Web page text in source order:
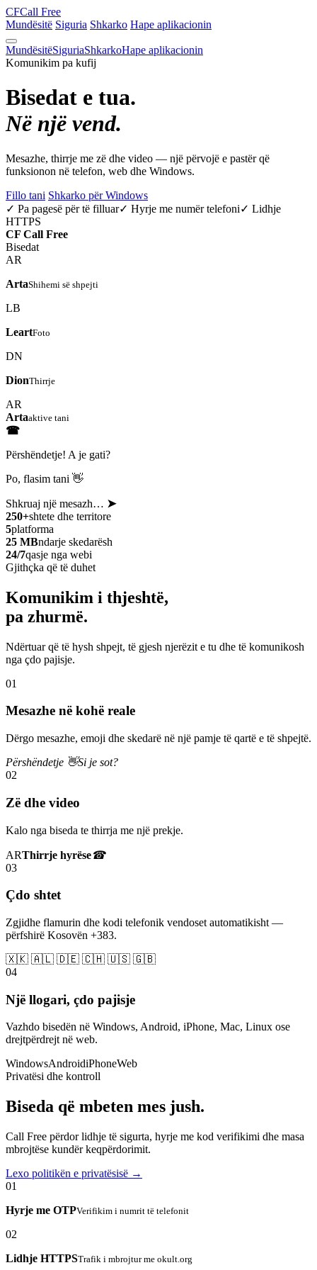
CFCall Free
Mundësitë Siguria Shkarko Hape aplikacionin
MundësitëSiguriaShkarkoHape aplikacionin
Komunikim pa kufij
Bisedat e tua.
Në një vend.
Mesazhe, thirrje me zë dhe video — një përvojë e pastër që
funksionon në telefon, web dhe Windows.
Fillo tani Shkarko për Windows
✓ Pa pagesë për të filluar✓ Hyrje me numër telefoni✓ Lidhje
HTTPS
CF Call Free
Bisedat
AR
ArtaShihemi së shpejti
LB
LeartFoto
DN
DionThirrje
AR
Artaaktive tani
☎
Përshëndetje! A je gati?
Po, flasim tani 👋
Shkruaj një mesazh… ➤
250+shtete dhe territore
5platforma
25 MBndarje skedarësh
24/7qasje nga webi
Gjithçka që të duhet
Komunikim i thjeshtë,
pa zhurmë.
Ndërtuar që të hysh shpejt, të gjesh njerëzit e tu dhe të komunikosh
nga çdo pajisje.
01
Mesazhe në kohë reale
Dërgo mesazhe, emoji dhe skedarë në një pamje të qartë e të shpejtë.
Përshëndetje 👋Si je sot?
02
Zë dhe video
Kalo nga biseda te thirrja me një prekje.
ARThirrje hyrëse☎
03
Çdo shtet
Zgjidhe flamurin dhe kodi telefonik vendoset automatikisht —
përfshirë Kosovën +383.
🇽🇰 🇦🇱 🇩🇪 🇨🇭 🇺🇸 🇬🇧
04
Një llogari, çdo pajisje
Vazhdo bisedën në Windows, Android, iPhone, Mac, Linux ose
drejtpërdrejt në web.
WindowsAndroidiPhoneWeb
Privatësi dhe kontroll
Biseda që mbeten mes jush.
Call Free përdor lidhje të sigurta, hyrje me kod verifikimi dhe masa
mbrojtëse kundër keqpërdorimit.
Lexo politikën e privatësisë →
01
Hyrje me OTPVerifikim i numrit të telefonit
02
Lidhje HTTPSTrafik i mbrojtur me okult.org